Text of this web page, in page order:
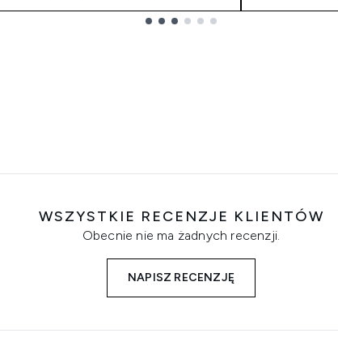
WSZYSTKIE RECENZJE KLIENTÓW
Obecnie nie ma żadnych recenzji.
NAPISZ RECENZJĘ